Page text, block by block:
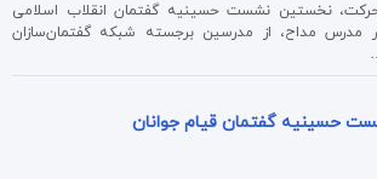
حرکت، نخستین نشست حسینیه گفتمان انقلاب اسلامی
مدرس مداح، از مدرسین برجسته شبکه گفتمان‌سازان
حسینیه گفتمان قیام جوانان